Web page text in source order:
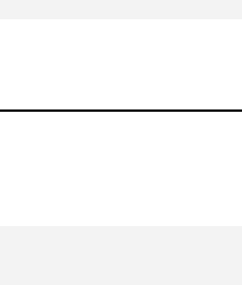
設いたしました。